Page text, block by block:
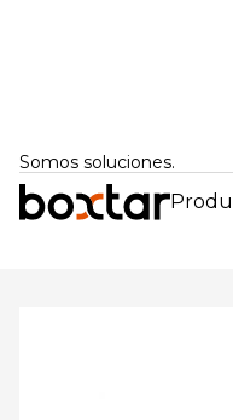
Somos soluciones.
Volver atrás